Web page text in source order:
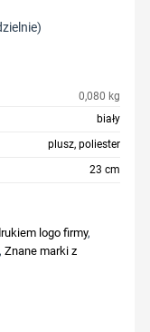
0,080 kg
biały
plusz, poliester
23 cm
logo firmy,
,Znane marki z